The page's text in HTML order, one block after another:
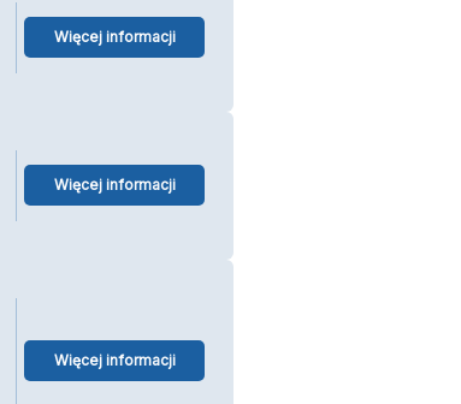
Więcej informacji
Więcej informacji
Więcej informacji